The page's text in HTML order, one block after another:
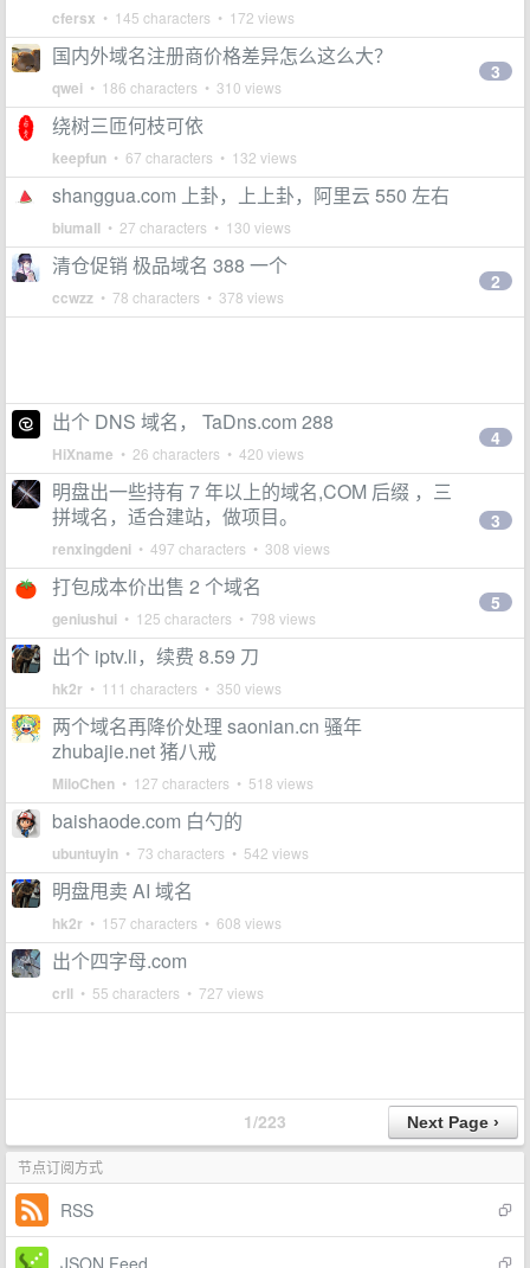
cfersx • 145 characters • 172 views
国内外域名注册商价格差异怎么这么大？
qwei • 186 characters • 310 views
3
绕树三匝何枝可依
keepfun • 67 characters • 132 views
shanggua.com 上卦，上上卦，阿里云 550 左右
biumall • 27 characters • 130 views
清仓促销 极品域名 388 一个
ccwzz • 78 characters • 378 views
2
出个 DNS 域名， TaDns.com 288
HiXname • 26 characters • 420 views
4
明盘出一些持有 7 年以上的域名,COM 后缀 ，三
拼域名，适合建站，做项目。
renxingdeni • 497 characters • 308 views
3
打包成本价出售 2 个域名
geniushui • 125 characters • 798 views
5
出个 iptv.li，续费 8.59 刀
hk2r • 111 characters • 350 views
两个域名再降价处理 saonian.cn 骚年
zhubajie.net 猪八戒
MiloChen • 127 characters • 518 views
baishaode.com 白勺的
ubuntuyin • 73 characters • 542 views
明盘甩卖 AI 域名
hk2r • 157 characters • 608 views
出个四字母.com
crll • 55 characters • 727 views
1/223
节点订阅方式
RSS
JSON Feed